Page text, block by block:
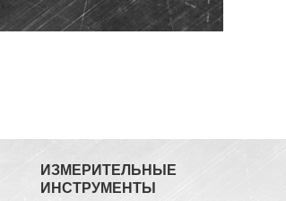
ИЗМЕРИТЕЛЬНЫЕ
ИНСТРУМЕНТЫ